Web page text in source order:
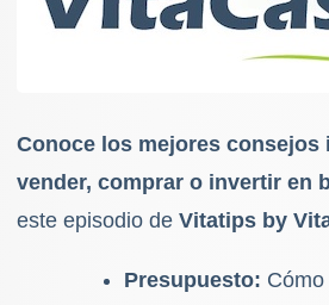
Conoce los mejores
vender, comprar o invertir en
este episodio de Vitatips by
Presupuesto: